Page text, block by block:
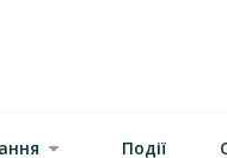
Події